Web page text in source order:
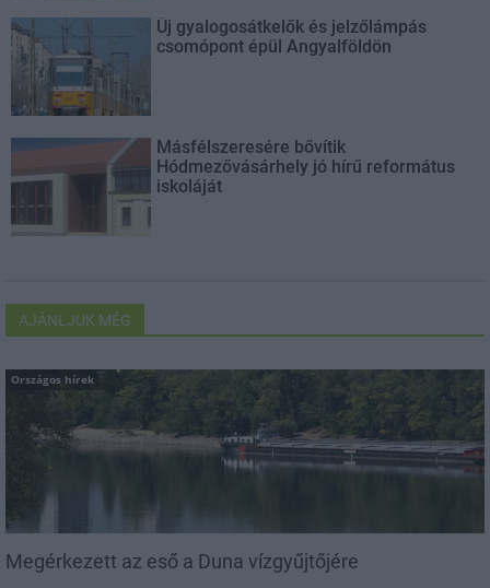
Új gyalogosátkelők és jelzőlámpás
csomópont épül Angyalföldön
Másfélszeresére bővítik
Hódmezővásárhely jó hírű református
iskoláját
AJÁNLJUK MÉG
Országos hírek
Megérkezett az eső a Duna vízgyűjtőjére